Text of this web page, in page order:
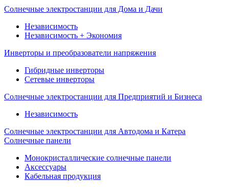
Солнечные электростанции для Дома и Дачи
Независимость
Независимость + Экономия
Инверторы и преобразователи напряжения
Гибридные инверторы
Сетевые инверторы
Солнечные электростанции для Предприятий и Бизнеса
Независимость
Солнечные электростанции для Автодома и Катера
Солнечные панели
Монокристаллические солнечные панели
Аксессуары
Кабельная продукция